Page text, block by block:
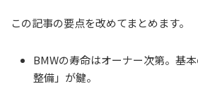
この記事の要点を改めてまとめます。
BMWの寿命はオーナー次第。基
整備」が鍵。